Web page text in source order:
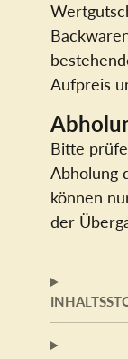
Aufpreis
Bitte
Abholung
können
der